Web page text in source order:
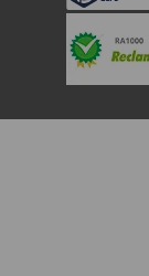
flores e presentes
de nossas opções
daquela pessoa
A Giuliana Flores,